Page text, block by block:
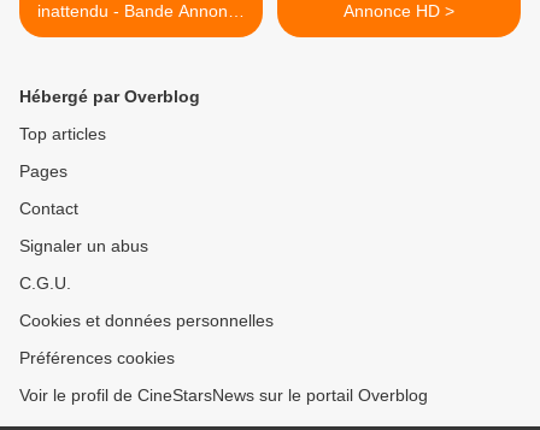
inattendu - Bande Annonce
- VOST
Annonce HD >
Hébergé par Overblog
Top articles
Pages
Contact
Signaler un abus
C.G.U.
Cookies et données personnelles
Préférences cookies
Voir le profil de CineStarsNews sur le portail Overblog